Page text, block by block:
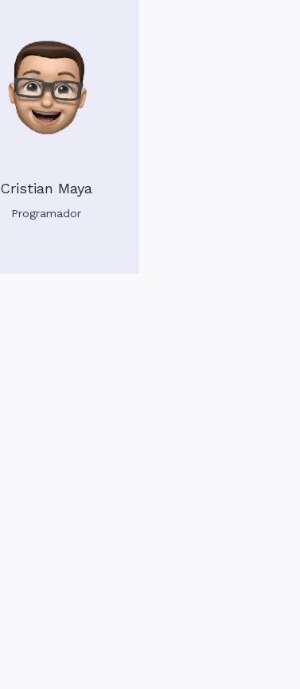
Cristian Maya
Programador